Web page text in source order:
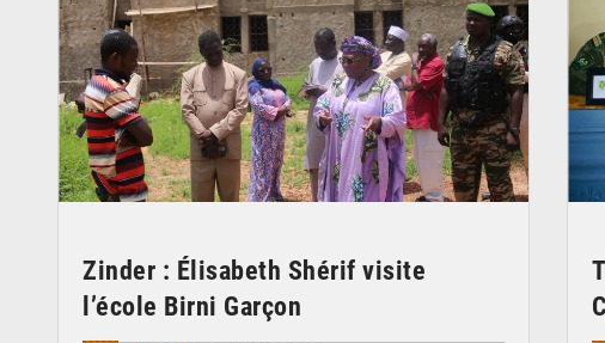
Zinder : Élisabeth Shérif visite
l’école Birni Garçon